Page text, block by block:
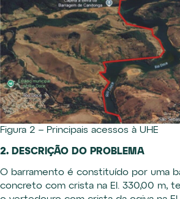
Figura 2 – Principais acessos à UHE
2. DESCRIÇÃO DO PROBLEMA
O barramento é constituído por uma
concreto com crista na El. 330,00 m,